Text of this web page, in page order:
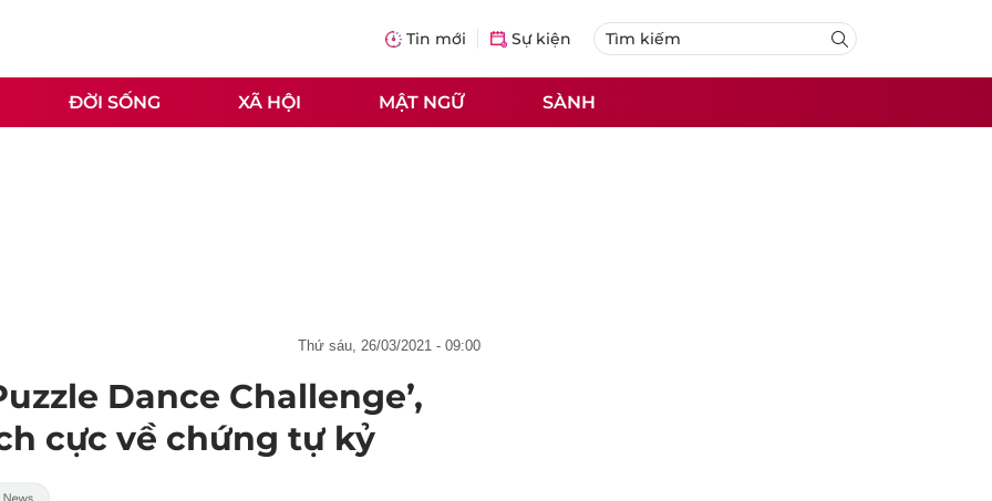
Tin mới Sự kiện
ĐỜI SỐNG XÃ HỘI MẬT NGỮ SÀNH
thứ sáu, 26/03/2021 - 09:00
Dance Challenge’,
cực về chứng tự kỷ